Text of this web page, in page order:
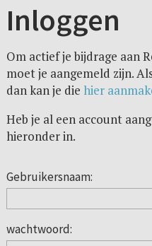
Inloggen
Om actief je bijdrage aan
moet je aangemeld zijn.
dan kan je die hier
Heb je al een account
hieronder in.
Gebruikersnaam:
wachtwoord: